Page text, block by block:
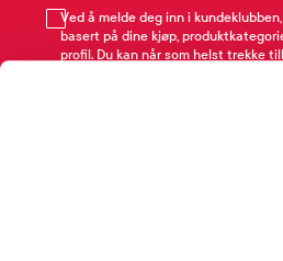
Ved å melde deg inn i
basert på dine kjøp,
profil. Du kan når som helst trekke